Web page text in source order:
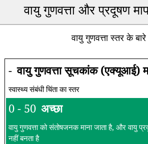
वायु गुणवत्ता और प्रदूषण
वायु गुणवत्ता स्तर के
- वायु गुणवत्ता सूचकांक (एक्यूआई)
स्वास्थ्य संबंधी चिंता का स्तर
0 - 50 अच्छा
वायु गुणवत्ता को संतोषजनक माना जाता है, और वायु
नहीं बनता है